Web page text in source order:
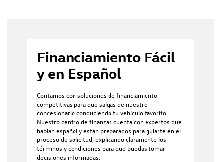
Financiamiento Fácil
y en Español
Contamos con soluciones de financiamiento
competitivas para que salgas de nuestro
concesionario conduciendo tu vehículo favorito.
Nuestro centro de finanzas cuenta con expertos que
hablan español y están preparados para guiarte en el
proceso de solicitud, explicando claramente los
términos y condiciones para que puedas tomar
decisiones informadas.